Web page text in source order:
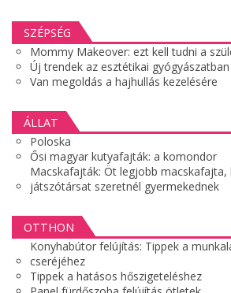
SZÉPSÉG
Mommy Makeover: ezt kell tudni a
Új trendek az esztétikai gyógyászatban
Van megoldás a hajhullás kezelésére
ÁLLAT
Poloska
Ősi magyar kutyafajták: a komondor
Macskafajták: Öt legjobb macskafajta,
játszótársat szeretnél gyermekednek
OTTHON
Konyhabútor felújítás: Tippek a
cseréjéhez
Tippek a hatásos hőszigeteléshez